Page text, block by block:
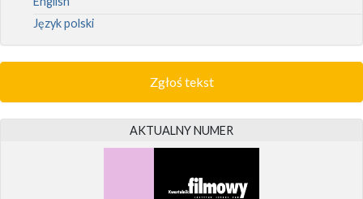
Język polski
Zgłoś tekst
AKTUALNY NUMER